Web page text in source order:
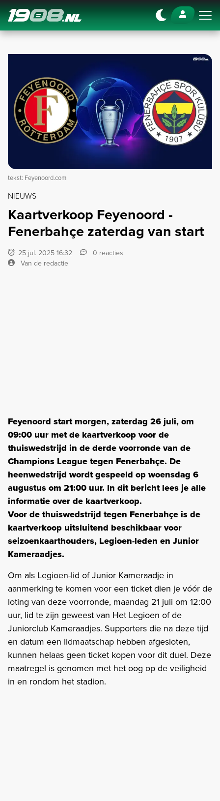
Navigation
tekst: Feyenoord.com
NIEUWS
Kaartverkoop Feyenoord -
Fenerbahçe zaterdag van start
25 jul. 2025 16:32
0 reacties
Van de redactie
Feyenoord start morgen, zaterdag 26 juli, om
09:00 uur met de kaartverkoop voor de
thuiswedstrijd in de derde voorronde van de
Champions League tegen Fenerbahçe. De
heenwedstrijd wordt gespeeld op woensdag 6
augustus om 21:00 uur. In dit bericht lees je alle
informatie over de kaartverkoop.
Voor de thuiswedstrijd tegen Fenerbahçe is de
kaartverkoop uitsluitend beschikbaar voor
seizoenkaarthouders, Legioen-leden en Junior
Kameraadjes.
Om als Legioen-lid of Junior Kameraadje in
aanmerking te komen voor een ticket dien je vóór de
loting van deze voorronde, maandag 21 juli om 12:00
uur, lid te zijn geweest van Het Legioen of de
Juniorclub Kameraadjes. Supporters die na deze tijd
en datum een lidmaatschap hebben afgesloten,
kunnen helaas geen ticket kopen voor dit duel. Deze
maatregel is genomen met het oog op de veiligheid
in en rondom het stadion.